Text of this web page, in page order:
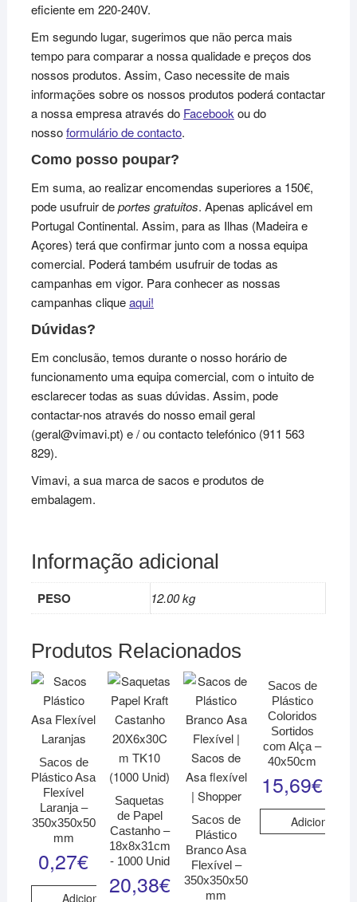
eficiente em 220-240V.
Em segundo lugar, sugerimos que não perca mais
tempo para comparar a nossa qualidade e preços dos
nossos produtos. Assim, Caso necessite de mais
informações sobre os nossos produtos poderá contactar
a nossa empresa através do Facebookou do
nossoformulário de contacto.
Como posso poupar?
Em suma, ao realizar encomendas superiores a 150€,
pode usufruir deportes gratuitos. Apenas aplicável em
Portugal Continental. Assim, para as Ilhas (Madeira e
Açores) terá que confirmar junto com a nossa equipa
comercial. Poderá também usufruir de todas as
campanhas em vigor. Para conhecer as nossas
campanhas cliqueaqui!
Dúvidas?
Em conclusão, temos durante o nosso horário de
funcionamento uma equipa comercial, com o intuito de
esclarecer todas as suas dúvidas. Assim, pode
contactar-nos através do nosso email geral
(geral@vimavi.pt) e / ou contacto telefónico (911 563
829).
Vimavi, a sua marca de sacos e produtos de
embalagem.
Informação adicional
PESO 12.00 kg
Produtos Relacionados
Sacos de
Plástico Asa
Flexível
Laranja –
350x350x50
mm
0,27€
Adicionar
Saquetas
de Papel
Castanho –
18x8x31cm
- 1000 Unid
20,38€
Sacos de
Plástico
Branco Asa
Flexível –
350x350x50
mm
Sacos de
Plástico
Coloridos
Sortidos
com Alça –
40x50cm
15,69€
Adicionar